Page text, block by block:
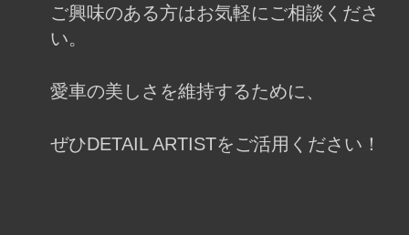
ご興味のある方はお気軽にご相談くださ
い。
愛車の美しさを維持するために、
ぜひDETAIL ARTISTをご活用ください！